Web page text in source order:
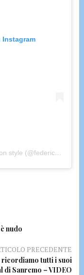
Instagram
Un post condiviso da Federico Fashion style (@federico_fashion_style)
nudo
PRECEDENTE
ricordiamo tutti i suoi
di Sanremo – VIDEO